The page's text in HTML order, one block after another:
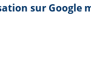
sur Google